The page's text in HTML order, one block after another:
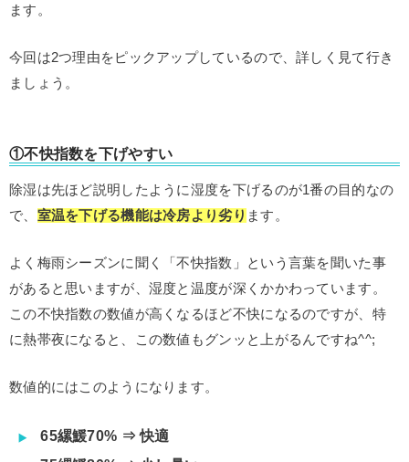
ます。
今回は2つ理由をピックアップしているので、詳しく見て行き
ましょう。
①不快指数を下げやすい
除湿は先ほど説明したように湿度を下げるのが1番の目的なの
で、 室温を下げる機能は冷房より劣り ます。
よく梅雨シーズンに聞く「不快指数」という言葉を聞いた事
があると思いますが、湿度と温度が深くかかわっています。
この不快指数の数値が高くなるほど不快になるのですが、特
に熱帯夜になると、この数値もグンッと上がるんですね^^;
数値的にはこのようになります。
65縲鰀70% ⇒ 快適